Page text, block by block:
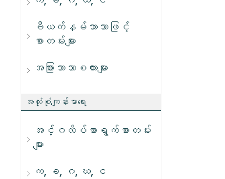
ဗီယက်နမ်ဘာသာဖြင့်
စာတမ်းများ
အခြားဘာသာစကားများ
အလုံးစုံကျန်းမာရေး
အင်္ဂလိပ်စာရွက်စာတမ်း
များ
က, ခ, ဂ, ဃ, င